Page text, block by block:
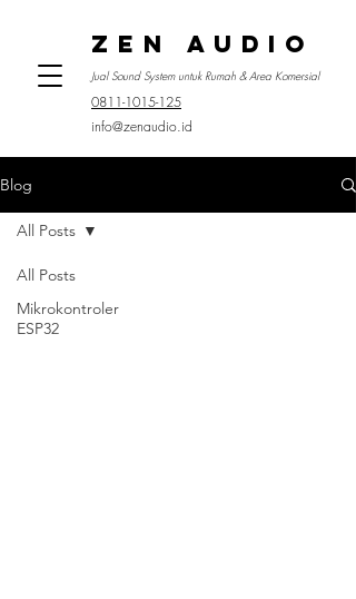
ZEN AUDIO
Jual Sound System untuk Rumah & Area Komersial
0811-1015-125
info@zenaudio.id
Blog
All Posts
Mikrokontroler
ESP32
All Posts